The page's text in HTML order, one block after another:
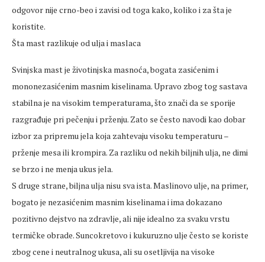
odgovor nije crno-beo i zavisi od toga kako, koliko i za šta je
koristite.
Šta mast razlikuje od ulja i maslaca
Svinjska mast je životinjska masnoća, bogata zasićenim i
mononezasićenim masnim kiselinama. Upravo zbog tog sastava
stabilna je na visokim temperaturama, što znači da se sporije
razgrađuje pri pečenju i prženju. Zato se često navodi kao dobar
izbor za pripremu jela koja zahtevaju visoku temperaturu –
prženje mesa ili krompira. Za razliku od nekih biljnih ulja, ne dimi
se brzo i ne menja ukus jela.
S druge strane, biljna ulja nisu sva ista. Maslinovo ulje, na primer,
bogato je nezasićenim masnim kiselinama i ima dokazano
pozitivno dejstvo na zdravlje, ali nije idealno za svaku vrstu
termičke obrade. Suncokretovo i kukuruzno ulje često se koriste
zbog cene i neutralnog ukusa, ali su osetljivija na visoke